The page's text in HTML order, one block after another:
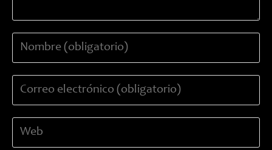
usuario
para
de